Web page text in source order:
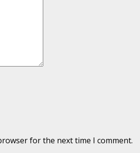
for the next time I comment.